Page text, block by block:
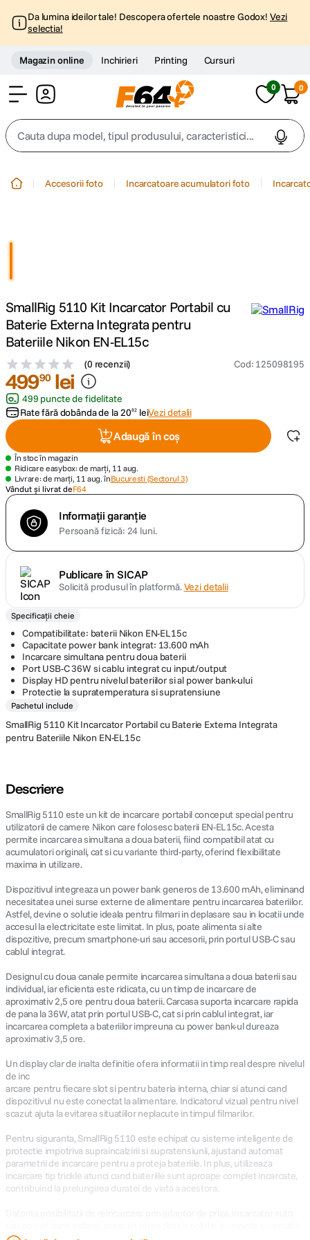
Da lumina ideilor tale! Descopera ofertele noastre Godox! Vezi
selectia!
Magazin online Inchirieri Printing Cursuri
0 0
Cauta dupa model, tipul produsului, caracteristici...
. peak design
5. canon sx740 hs
6 lavaliera
card memorie
dji mic mini
9 dji osmo
Accesorii foto Incarcatoare acumulatori foto
SmallRig 5110 Kit Incarcator Portabil cu
Baterie Externa Integrata pentru
Bateriile Nikon EN-EL15c
(0 recenzii) Cod: 125098195
49990 lei
499 puncte de fidelitate
Rate fără dobânda de la2082 leiVezi detalii
Adaugă în coș
În stoc în magazin
Ridicare easybox: de marți, 11 aug.
Livrare: de marți, 11 aug. înBucuresti (Sectorul 3)
Vândut și livrat deF64
Informații garanție
Persoană fizică: 24 luni.
Publicare în SICAP
Solicită produsul în platformă.Vezi detalii
Specificații cheie
Compatibilitate: baterii Nikon EN-EL15c
Capacitate power bank integrat: 13.600 mAh
Incarcare simultana pentru doua baterii
Port USB-C 36W si cablu integrat cu input/output
Display HD pentru nivelul bateriilor si al power bank-ului
Protectie la supratemperatura si supratensiune
Pachetul include
SmallRig 5110 Kit Incarcator Portabil cu Baterie Externa Integrata
pentru Bateriile Nikon EN-EL15c
Descriere
SmallRig 5110 este un kit de incarcare portabil conceput special pentru
utilizatorii de camere Nikon care folosesc baterii EN-EL15c. Acesta
permite incarcarea simultana a doua baterii, fiind compatibil atat cu
acumulatori originali, cat si cu variante third-party, oferind flexibilitate
maxima in utilizare.
Dispozitivul integreaza un power bank generos de 13.600 mAh, eliminand
necesitatea unei surse externe de alimentare pentru incarcarea bateriilor.
Astfel, devine o solutie ideala pentru filmari in deplasare sau in locatii unde
accesul la electricitate este limitat. In plus, poate alimenta si alte
dispozitive, precum smartphone-uri sau accesorii, prin portul USB-C sau
cablul integrat.
Designul cu doua canale permite incarcarea simultana a doua baterii sau
individual, iar eficienta este ridicata, cu un timp de incarcare de
aproximativ 2,5 ore pentru doua baterii. Carcasa suporta incarcare rapida
de pana la 36W, atat prin portul USB-C, cat si prin cablul integrat, iar
incarcarea completa a bateriilor impreuna cu power bank-ul dureaza
aproximativ 3,5 ore.
Un display clar de inalta definitie ofera informatii in timp real despre nivelul
de inc
arcare pentru fiecare slot si pentru bateria interna, chiar si atunci cand
dispozitivul nu este conectat la alimentare. Indicatorul vizual pentru nivel
scazut ajuta la evitarea situatiilor neplacute in timpul filmarilor.
Pentru siguranta, SmallRig 5110 este echipat cu sisteme inteligente de
protectie impotriva supraincalzirii si supratensiunii, ajustand automat
parametrii de incarcare pentru a proteja bateriile. In plus, utilizeaza
incarcare tip trickle atunci cand bateriile sunt aproape complet incarcate,
contribuind la prelungirea duratei de viata a acestora.